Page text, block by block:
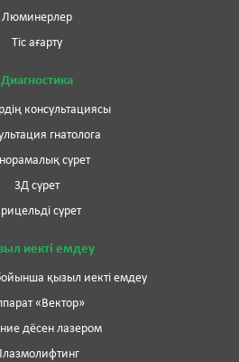
Люминерлер
Тіс ағарту
Диагностика
консультациясы
гнатолога
сурет
3Д сурет
сурет
иекті емдеу
қызыл иекті емдеу
«Вектор»
дёсен лазером